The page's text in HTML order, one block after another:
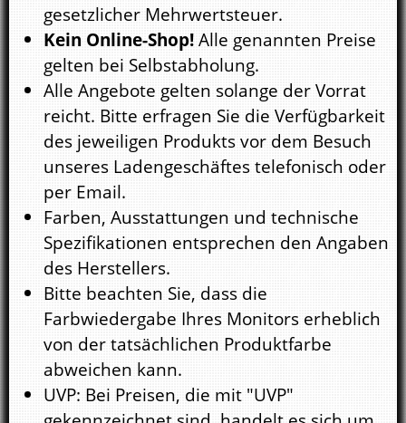
gesetzlicher Mehrwertsteuer.
Kein Online-Shop!Alle genannten Preise
gelten bei Selbstabholung.
Alle Angebote gelten solange der Vorrat
reicht. Bitte erfragen Sie die Verfügbarkeit
des jeweiligen Produkts vor dem Besuch
unseres Ladengeschäftes telefonisch oder
per Email.
Farben, Ausstattungen und technische
Spezifikationen entsprechen den Angaben
des Herstellers.
Bitte beachten Sie, dass die
Farbwiedergabe Ihres Monitors erheblich
von der tatsächlichen Produktfarbe
abweichen kann.
UVP: Bei Preisen, die mit "UVP"